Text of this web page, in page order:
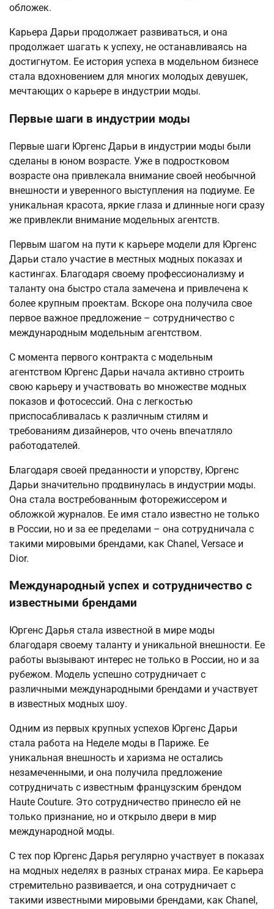
обложек.
Карьера Дарьи продолжает развиваться, и она
продолжает шагать к успеху, не останавливаясь на
достигнутом. Ее история успеха в модельном бизнесе
стала вдохновением для многих молодых девушек,
мечтающих о карьере в индустрии моды.
Первые шаги в индустрии моды
Первые шаги Юргенс Дарьи в индустрии моды были
сделаны в юном возрасте. Уже в подростковом
возрасте она привлекала внимание своей необычной
внешности и уверенного выступления на подиуме. Ее
уникальная красота, яркие глаза и длинные ноги сразу
же привлекли внимание модельных агентств.
Первым шагом на пути к карьере модели для Юргенс
Дарьи стало участие в местных модных показах и
кастингах. Благодаря своему профессионализму и
таланту она быстро стала замечена и привлечена к
более крупным проектам. Вскоре она получила свое
первое важное предложение – сотрудничество с
международным модельным агентством.
С момента первого контракта с модельным
агентством Юргенс Дарьи начала активно строить
свою карьеру и участвовать во множестве модных
показов и фотосессий. Она с легкостью
приспосабливалась к различным стилям и
требованиям дизайнеров, что очень впечатляло
работодателей.
Благодаря своей преданности и упорству, Юргенс
Дарьи значительно продвинулась в индустрии моды.
Она стала востребованным фоторежиссером и
обложкой журналов. Ее имя стало известно не только
в России, но и за ее пределами – она сотрудничала с
такими мировыми брендами, как Chanel, Versace и
Dior.
Международный успех и сотрудничество с
известными брендами
Юргенс Дарья стала известной в мире моды
благодаря своему таланту и уникальной внешности. Ее
работы вызывают интерес не только в России, но и за
рубежом. Модель успешно сотрудничает с
различными международными брендами и участвует
в известных модных шоу.
Одним из первых крупных успехов Юргенс Дарьи
стала работа на Неделе моды в Париже. Ее
уникальная внешность и харизма не остались
незамеченными, и она получила предложение
сотрудничать с известным французским брендом
Haute Couture. Это сотрудничество принесло ей не
только признание, но и открыло двери в мир
международной моды.
С тех пор Юргенс Дарья регулярно участвует в показах
на модных неделях в разных странах мира. Ее карьера
стремительно развивается, и она сотрудничает с
такими известными мировыми брендами, как Chanel,